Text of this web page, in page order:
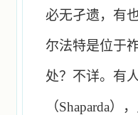
必无孑遗，有
尔法特是位于
处？不详。有
（Shaparda）